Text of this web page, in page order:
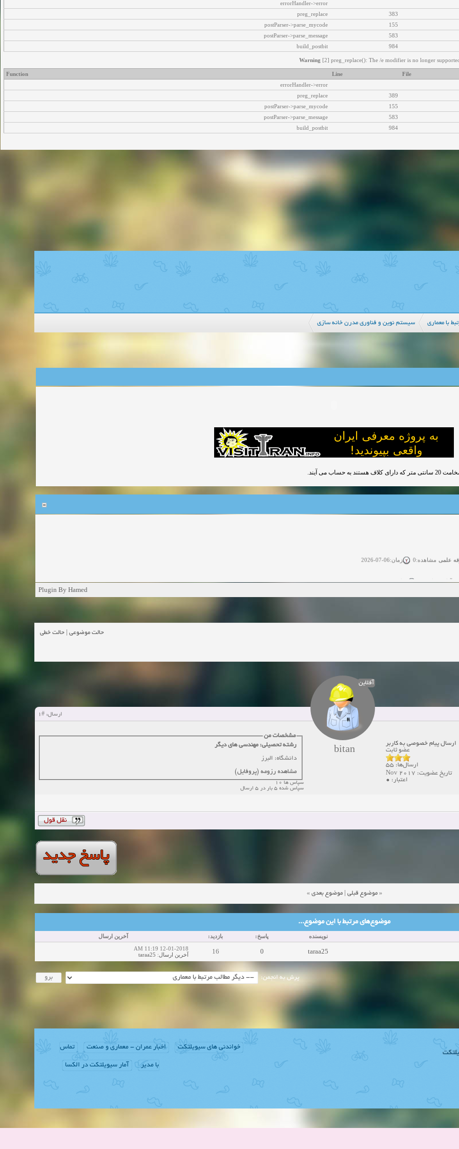
errorHandler->error
383
preg_replace
155
postParser->parse_mycode
583
postParser->parse_message
984
build_postbit
Warning [2] preg_replace(): The /e modifier is no longer
File
Line
Function
errorHandler->error
389
preg_replace
155
postParser->parse_mycode
583
postParser->parse_message
984
build_postbit
با معماری سیستم نوین و فناوری مدرن خانه سازی
می آیند.
آزاد مشاهده:0 زمان:11-04-2025
دعوت به همکاری مشاهده:0 زمان:11-11-2024
زمان:10-21-2024
دعوت به همکاری مشاهده:0
Plugin By Hamed
حالت موضوعی| حالت خطی
ارسال:#1
آفلاین
bitan
ارسال پیام خصوصی به کاربر
عضو ثابت
ارسال‌ها: 55
تاریخ عضویت: Nov 2017
اعتبار: 0
مشخصات من
رشته تحصیلی: مهندسی های دیگر
دانشگاه: البرز
مشاهده رزومه (پروفایل)
سپاس ها 10
سپاس شده 5 بار در 5 ارسال
«موضوع قبلی |موضوع بعدی »
موضوع‌های مرتبط با این موضوع...
نویسنده پاسخ: بازدید: آخرین ارسال
taraa25
0
16
12-01-2018 11:19 AM
آخرین ارسال:
taraa25
پرش به انجمن:
خواندنی های سیویلتکت اخبار عمران - معماری و صنعت تماس
با مدیر آمار سیویلتکت در الکسا